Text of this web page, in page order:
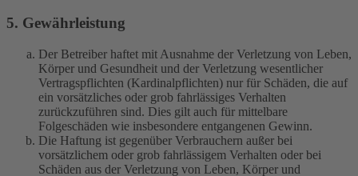
5. Gewährleistung
Der Betreiber haftet mit Ausnahme der Verletzung von Leben,
Körper und Gesundheit und der Verletzung wesentlicher
Vertragspflichten (Kardinalpflichten) nur für Schäden, die auf
ein vorsätzliches oder grob fahrlässiges Verhalten
zurückzuführen sind. Dies gilt auch für mittelbare
Folgeschäden wie insbesondere entgangenen Gewinn.
Die Haftung ist gegenüber Verbrauchern außer bei
vorsätzlichem oder grob fahrlässigem Verhalten oder bei
Schäden aus der Verletzung von Leben, Körper und